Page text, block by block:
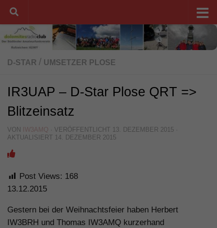
Unter dem Inhalt
D-STAR / UMSETZER PLOSE
IR3UAP – D-Star Plose QRT =>
Blitzeinsatz
VON IW3AMQ · VERÖFFENTLICHT 13. DEZEMBER 2015 ·
AKTUALISIERT 14. DEZEMBER 2015
Post Views: 168
13.12.2015
Gestern bei der Weihnachtsfeier haben Herbert
IW3BRH und Thomas IW3AMQ kurzerhand